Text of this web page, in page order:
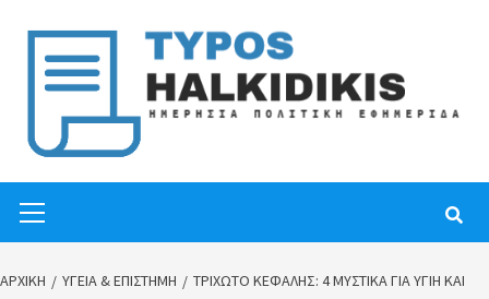
content
Menu
ΑΡΧΙΚΉ ΥΓΕΙΑ & ΕΠΙΣΤΗΜΗ
ΤΡΙΧΩΤΌ ΚΕΦΑΛΉΣ: 4 ΜΥΣΤΙΚΆ ΓΙΑ ΥΓΙΉ ΚΑΙ